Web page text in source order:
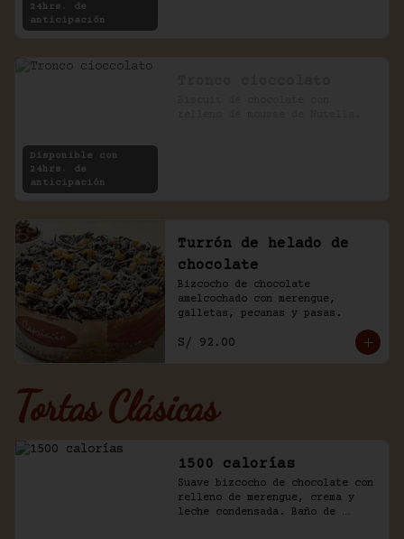
24hrs. de
anticipación
Disponible con
24hrs. de
anticipación
Turrón de helado de
chocolate
Bizcocho de chocolate
amelcochado con merengue,
galletas, pecanas y pasas.
S/ 92.00
Tortas Clásicas
1500 calorías
Suave bizcocho de chocolate con
relleno de merengue, crema y
leche condensada. Baño de